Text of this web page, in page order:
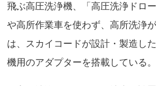
飛ぶ高圧洗浄機、「高圧洗浄ドロ
や高所作業車を使わず、高所洗浄
は、スカイコードが設計・製造し
機用のアダプターを搭載している。